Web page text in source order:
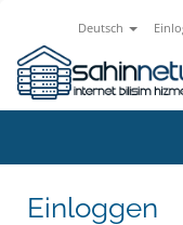
Deutsch
Einloggen